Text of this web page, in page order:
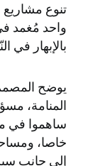
تنوع
واحد مُغمد
بالإبهار في
يوضح المصمم
المنامة،
خاصا،
إلى جانب